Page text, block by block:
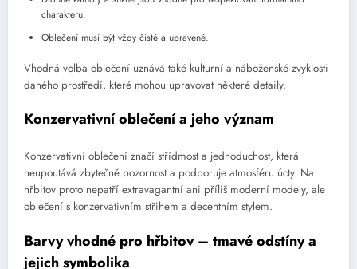
charakteru.
Oblečení musí být vždy čisté a upravené.
Vhodná volba oblečení uznává také kulturní a náboženské zvyklosti
daného prostředí, které mohou upravovat některé detaily.
Konzervativní oblečení a jeho význam
Konzervativní oblečení značí střídmost a jednoduchost, která
neupoutává zbytečně pozornost a podporuje atmosféru úcty. Na
hřbitov proto nepatří extravagantní ani příliš moderní modely, ale
oblečení s konzervativním střihem a decentním stylem.
Barvy vhodné pro hřbitov – tmavé odstíny a
jejich symbolika